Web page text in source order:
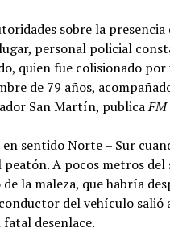
sobre la
personal policial
quien fue colisionado por
de 79 años,
San Martín, publicaFM
sentido Norte – Sur
A pocos metros
la maleza, que habría
del vehículo salió
desenlace.